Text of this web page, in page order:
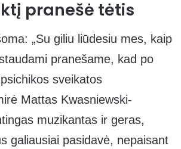
pranešė tėtis
„Su giliu liūdesiu mes, kaip
pranešame, kad po
sveikatos
Mattas Kwasniewski-
muzikantas ir geras,
galiausiai pasidavė, nepaisant